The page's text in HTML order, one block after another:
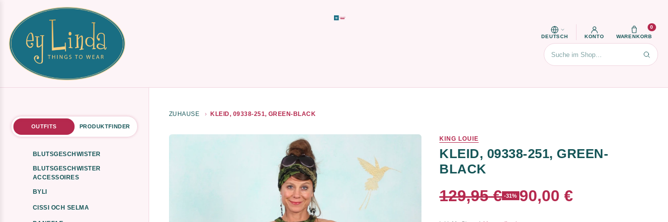
DEUTSCH KONTO WARENKORB
0
Suchen
OUTFITS PRODUKTFINDER
BLUTSGESCHWISTER
BLUTSGESCHWISTER
ACCESSOIRES
BYLI
CISSI OCH SELMA
ZUHAUSE KLEID, 09338-251, GREEN-BLACK
KING LOUIE
KLEID, 09338-251, GREEN-
BLACK
129,95 € -31% 90,00 €